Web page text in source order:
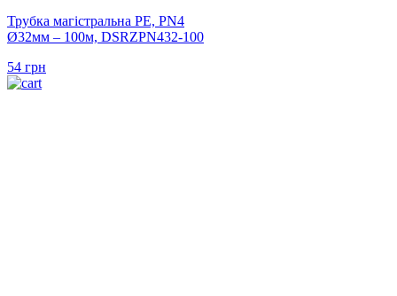
Трубка магістральна PE, PN4
Ø32мм – 100м, DSRZPN432-100
54 грн